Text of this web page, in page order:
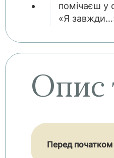
помічаєш у
«Я
Опис
Перед початком